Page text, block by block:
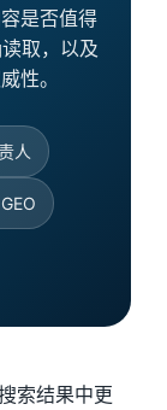
是否值得
取，以及
性。
人
索结果中更